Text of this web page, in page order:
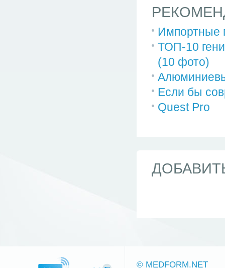
Импортные
ТОП-10
(10 фото)
Если бы
Quest Pro
© MEDFORM.NET